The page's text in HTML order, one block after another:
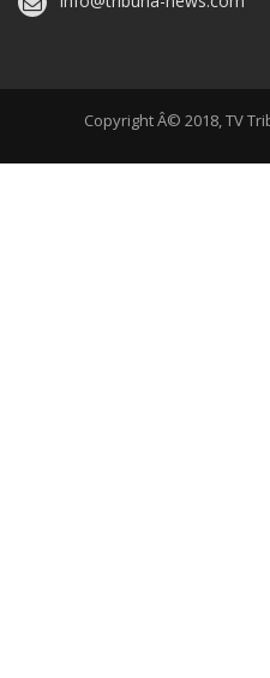
Copyright Â© 2018, TV